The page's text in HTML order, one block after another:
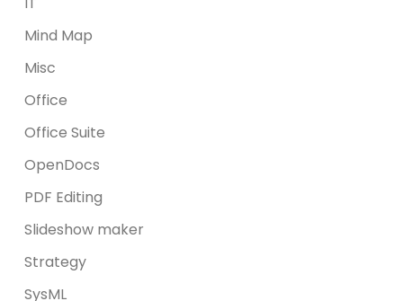
Mind Map
Misc
Office
Office Suite
OpenDocs
PDF Editing
Slideshow maker
Strategy
SysML